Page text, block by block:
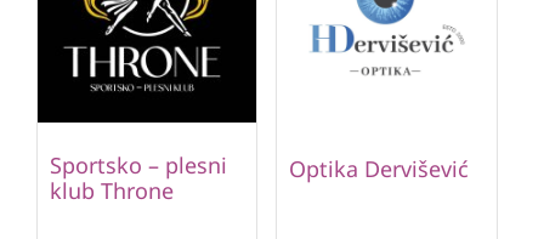
Sportsko – plesni
klub Throne
Optika Dervišević